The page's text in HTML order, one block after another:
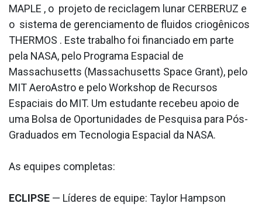
MAPLE , o projeto de reciclagem lunar CERBERUZ e
o sistema de gerenciamento de fluidos criogênicos
THERMOS . Este trabalho foi financiado em parte
pela NASA, pelo Programa Espacial de
Massachusetts (Massachusetts Space Grant), pelo
MIT AeroAstro e pelo Workshop de Recursos
Espaciais do MIT. Um estudante recebeu apoio de
uma Bolsa de Oportunidades de Pesquisa para Pós-
Graduados em Tecnologia Espacial da NASA.
As equipes completas:
ECLIPSE — Líderes de equipe: Taylor Hampson